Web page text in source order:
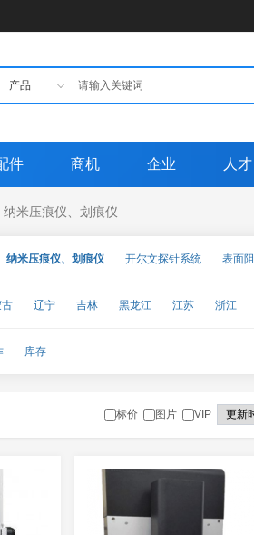
件 商机 企业 人才
纳米压痕仪、划痕仪
纳米压痕仪、划痕仪 开尔文探针系统 表面
古 辽宁 吉林 黑龙江 江苏 浙江
库存
标价 图片 VIP